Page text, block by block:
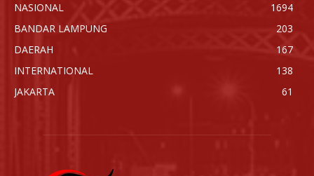
NASIONAL
1694
BANDAR LAMPUNG
203
DAERAH
167
INTERNATIONAL
138
JAKARTA
61